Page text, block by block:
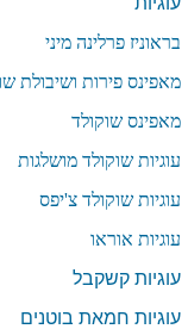
מיני
ושיבולת שועל
מושלגות
צ'יפס
בוטנים